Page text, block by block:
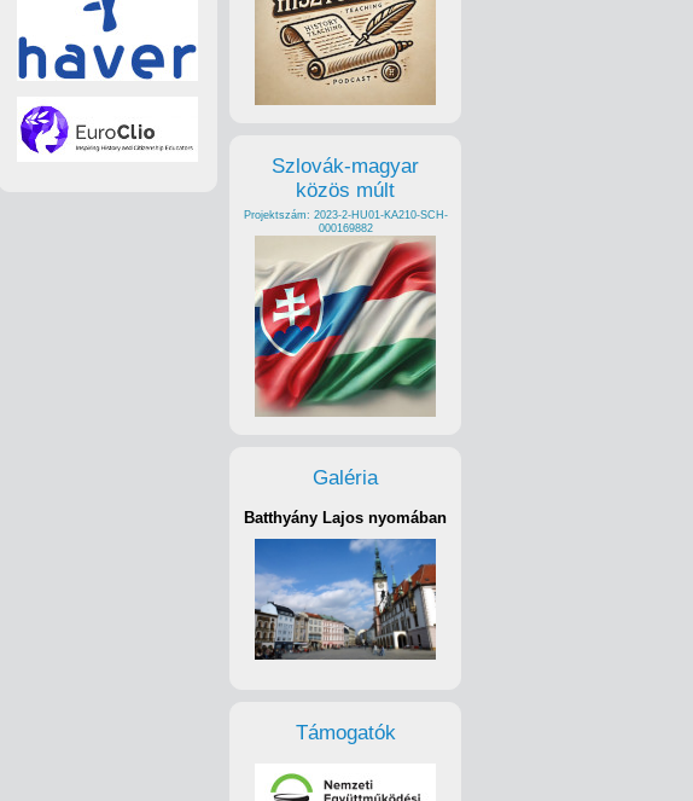
Szlovák-magyar
közös múlt
Projektszám: 2023-2-HU01-KA210-SCH-
000169882
Galéria
Batthyány Lajos nyomában
Támogatók